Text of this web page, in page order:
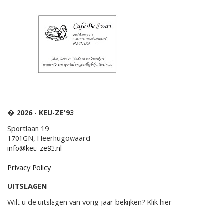
� 2026 - KEU-ZE'93
Sportlaan 19
1701GN, Heerhugowaard
info@keu-ze93.nl
Privacy Policy
UITSLAGEN
Wilt u de uitslagen van vorig jaar bekijken? Klik hier